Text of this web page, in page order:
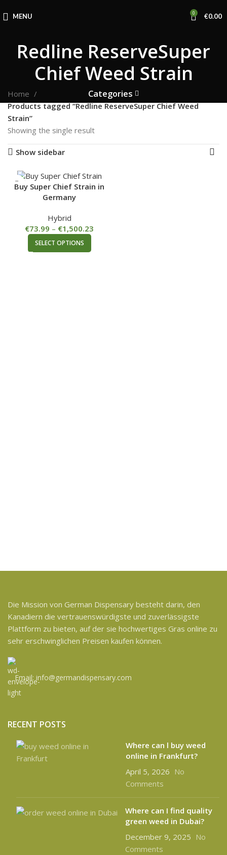
MENU 0 €0.00
Redline ReserveSuper
Chief Weed Strain
Categories
Home
Products tagged “Redline ReserveSuper Chief Weed
Strain”
Showing the single result
Show sidebar
Buy Super Chief Strain in
Germany
Hybrid
€73.99 – €1,500.23
SELECT OPTIONS
Die Mission von German Dispensary besteht darin, den
Kanadiern die vertrauenswürdigste und zuverlässigste
Plattform zu bieten, auf der sie hochwertiges Gras online zu
sehr erschwinglichen Preisen kaufen können.
Email: info@germandispensary.com
RECENT POSTS
Where can l buy weed
online in Frankfurt?
April 5, 2026 No
Comments
Where can I find quality
green weed in Dubai?
December 9, 2025 No
Comments